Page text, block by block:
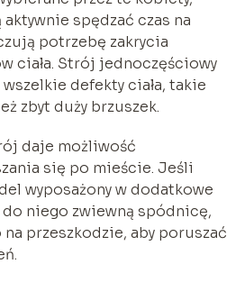
spędzać czas na
potrzebę zakrycia
ciała. Strój jednoczęściowy
defekty ciała, takie
zbyt duży brzuszek.
daje możliwość
się po mieście. Jeśli
wyposażony w dodatkowe
do niego zwiewną spódnicę,
przeszkodzie, aby poruszać